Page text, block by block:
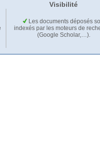
Visibilité
Les documents déposés
indexés par les moteurs de
(Google Scholar,…).